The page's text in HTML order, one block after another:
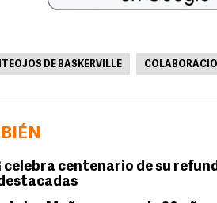
DE BASKERVILLE
celebra centenario de su